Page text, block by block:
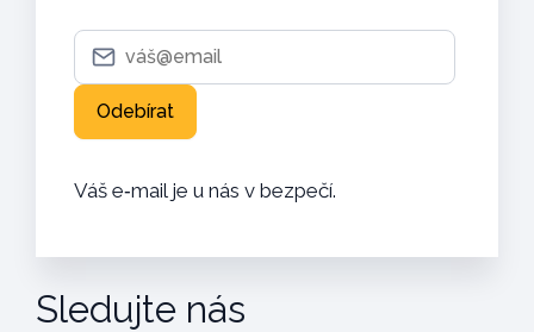
Váš e‑mail je u nás v bezpečí.
Sledujte nás